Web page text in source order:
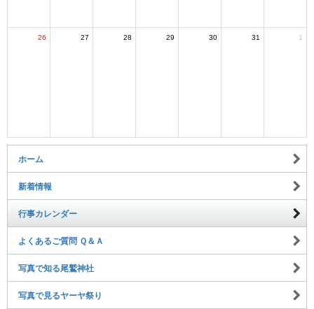
26 27 28 29 30 31 1
ホーム
新着情報
行事カレンダー
よくあるご質問 Ｑ＆Ａ
写真で知る尾鷲神社
写真で見るヤーヤ祭り